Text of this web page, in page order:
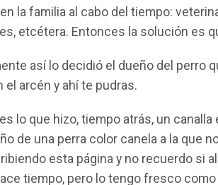
la familia al cabo del tiempo:
etcétera. Entonces la solución es
así­ lo decidió el dueño del perro
el arcén y ahí­ te pudras.
lo que hizo, tiempo atrás, un canalla
de una perra color canela a la que
esta página y no recuerdo si
tiempo, pero lo tengo fresco como